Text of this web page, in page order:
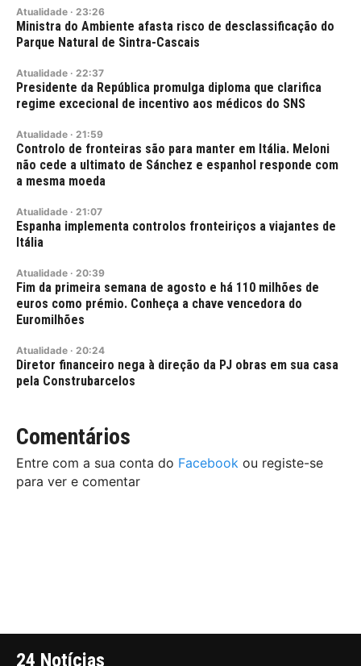
Atualidade · 23:26
Ministra do Ambiente afasta risco de desclassificação do
Parque Natural de Sintra-Cascais
Atualidade · 22:37
Presidente da República promulga diploma que clarifica
regime excecional de incentivo aos médicos do SNS
Atualidade · 21:59
Controlo de fronteiras são para manter em Itália. Meloni
não cede a ultimato de Sánchez e espanhol responde com
a mesma moeda
Atualidade · 21:07
Espanha implementa controlos fronteiriços a viajantes de
Itália
Atualidade · 20:39
Fim da primeira semana de agosto e há 110 milhões de
euros como prémio. Conheça a chave vencedora do
Euromilhões
Atualidade · 20:24
Diretor financeiro nega à direção da PJ obras em sua casa
pela Construbarcelos
Comentários
Entre com a sua conta do Facebook ou registe-se
para ver e comentar
24 Notícias